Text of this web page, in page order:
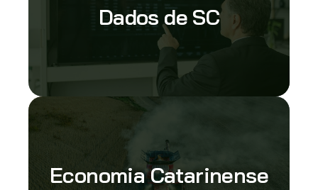
Dados de SC
Economia Catarinense